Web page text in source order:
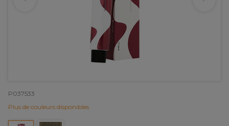
P037533
Plus de couleurs disponibles